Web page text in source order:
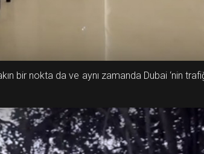
bir nokta da ve aynı zamanda Dubai ‘nin